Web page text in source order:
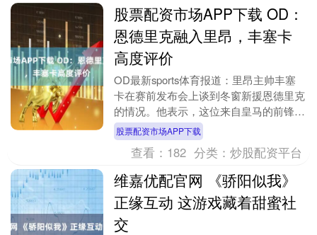
股票配资市场APP下载 OD：
恩德里克融入里昂，丰塞卡
高度评价
OD最新sports体育报道：里昂主帅丰塞
卡在赛前发布会上谈到冬窗新援恩德里克
的情况。他表示，这位来自皇马的前锋已
随队训练，融入球队顺利，并称他正是里
昂目前所需....
股票配资市场APP下载
查看： 182 分类：炒股配资平台
维嘉优配官网 《骄阳似我》
正缘互动 这游戏藏着甜蜜社
交